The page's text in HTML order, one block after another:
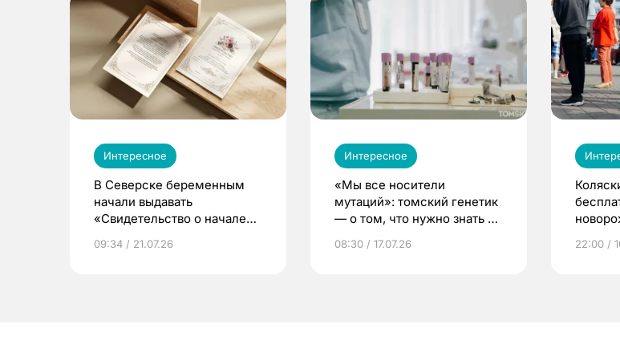
Интересное
В Северске беременным
начали выдавать
«Свидетельство о начале
09:34 / 21.07.26
Интересное
«Мы все носители
мутаций»: томский генетик
— о том, что нужно знать до
08:30 / 17.07.26 22:00 /